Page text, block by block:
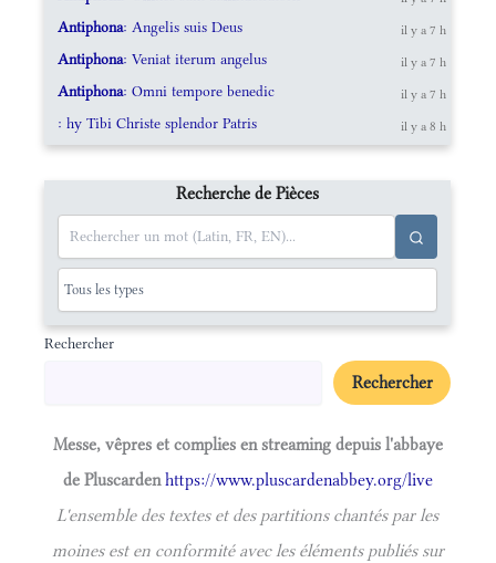
Antiphona: Angelis suis Deus il y a 7 h
Antiphona: Veniat iterum angelus il y a 7 h
Antiphona: Omni tempore benedic il y a 7 h
: hy Tibi Christe splendor Patris il y a 8 h
Recherche de Pièces
Rechercher
Rechercher
Messe, vêpres et complies en streaming depuis l'abbaye
de Pluscardenhttps://www.pluscardenabbey.org/live
L'ensemble des textes et des partitions chantés par les
moines est en conformité avec les éléments publiés sur